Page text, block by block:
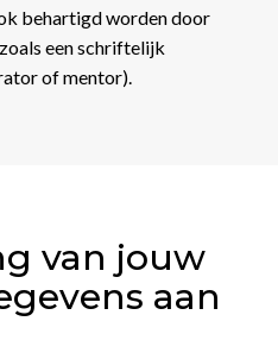
behartigd worden door
een schriftelijk
of mentor).
van jouw
aan